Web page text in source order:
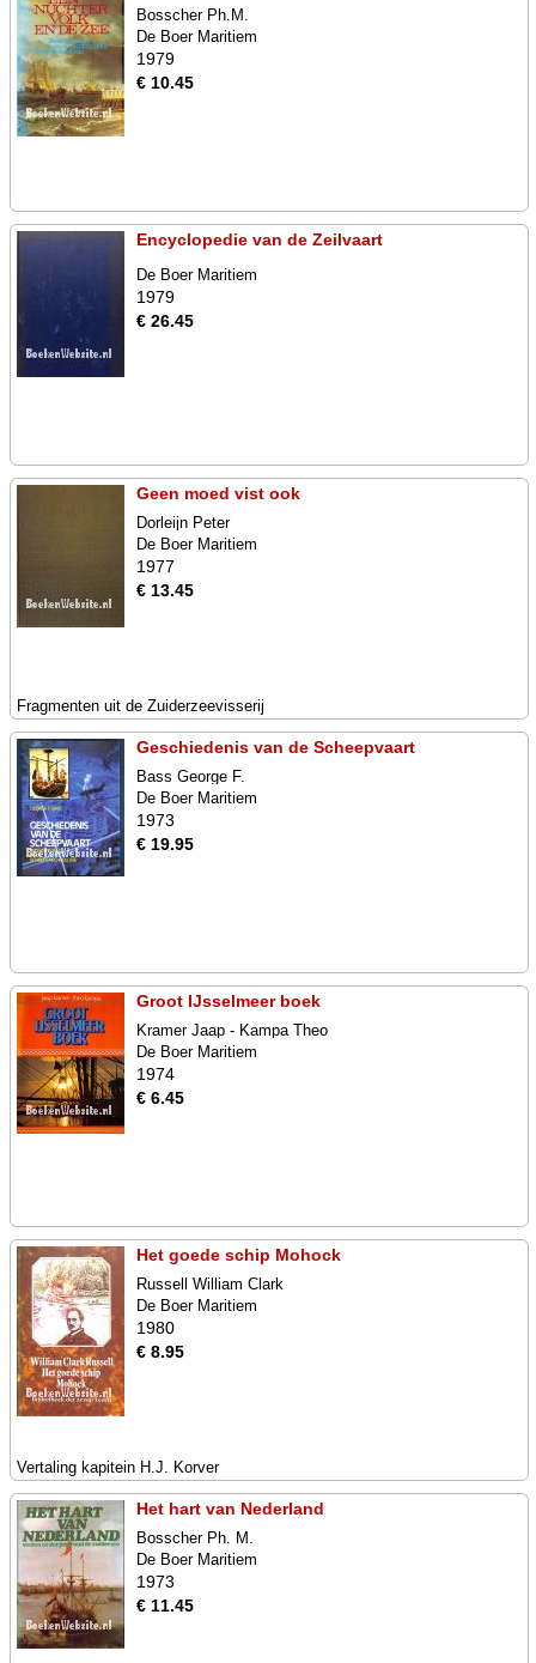
Bosscher Ph.M.
De Boer Maritiem
1979
€ 10.45
Encyclopedie van de Zeilvaart
De Boer Maritiem
1979
€ 26.45
Geen moed vist ook
Dorleijn Peter
De Boer Maritiem
1977
€ 13.45
Fragmenten uit de Zuiderzeevisserij
Geschiedenis van de Scheepvaart
Bass George F.
De Boer Maritiem
1973
€ 19.95
Groot IJsselmeer boek
Kramer Jaap - Kampa Theo
De Boer Maritiem
1974
€ 6.45
Het goede schip Mohock
Russell William Clark
De Boer Maritiem
1980
€ 8.95
Vertaling kapitein H.J. Korver
Het hart van Nederland
Bosscher Ph. M.
De Boer Maritiem
1973
€ 11.45